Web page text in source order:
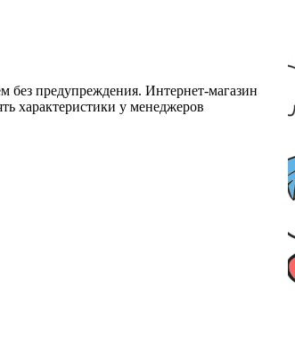
без предупреждения. Интернет-магазин
характеристики у менеджеров